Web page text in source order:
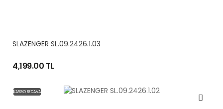
SLAZENGER SL.09.2426.1.03
4,199.00 TL
KARGO BEDAVA